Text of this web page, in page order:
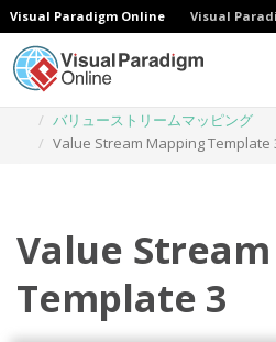
Visual Paradigm Online Visual
バリューストリームマッピング
Value Stream Mapping Template
Value
Template 3